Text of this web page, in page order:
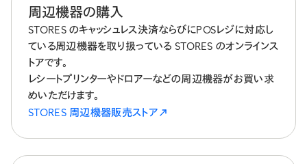
周辺機器の購入
STORES のキャッシュレス決済ならびにPOSレジに対応し
ている周辺機器を取り扱っている STORES のオンラインス
トアです。
レシートプリンターやドロアーなどの周辺機器がお買い求
めいただけます。
STORES 周辺機器販売ストア